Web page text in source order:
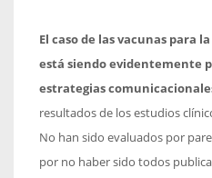
El caso de las vacunas para
está siendo evidentemente
estrategias
resultados de los estudios
No han sido evaluados por
por no haber sido todos